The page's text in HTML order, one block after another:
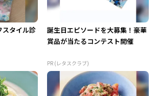
スタイル診
誕生日エピソードを大募集！豪華
賞品が当たるコンテスト開催
PR (レタスクラブ)